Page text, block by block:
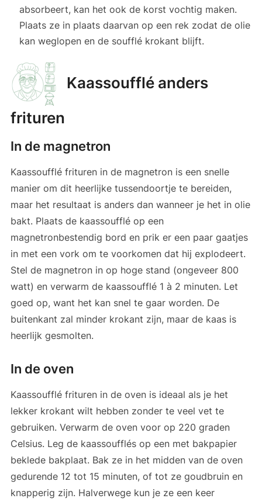
absorbeert, kan het ook de korst vochtig maken.
Plaats ze in plaats daarvan op een rek zodat de olie
kan weglopen en de soufflé krokant blijft.
Kaassoufflé anders
frituren
In de magnetron
Kaassoufflé frituren in de magnetron is een snelle
manier om dit heerlijke tussendoortje te bereiden,
maar het resultaat is anders dan wanneer je het in olie
bakt. Plaats de kaassoufflé op een
magnetronbestendig bord en prik er een paar gaatjes
in met een vork om te voorkomen dat hij explodeert.
Stel de magnetron in op hoge stand (ongeveer 800
watt) en verwarm de kaassoufflé 1 à 2 minuten. Let
goed op, want het kan snel te gaar worden. De
buitenkant zal minder krokant zijn, maar de kaas is
heerlijk gesmolten.
In de oven
Kaassoufflé frituren in de oven is ideaal als je het
lekker krokant wilt hebben zonder te veel vet te
gebruiken. Verwarm de oven voor op 220 graden
Celsius. Leg de kaassoufflés op een met bakpapier
beklede bakplaat. Bak ze in het midden van de oven
gedurende 12 tot 15 minuten, of tot ze goudbruin en
knapperig zijn. Halverwege kun je ze een keer